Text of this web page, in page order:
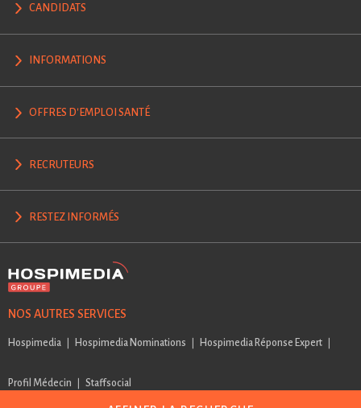
CANDIDATS
INFORMATIONS
OFFRES D'EMPLOI SANTÉ
RECRUTEURS
RESTEZ INFORMÉS
NOS AUTRES SERVICES
Hospimedia Hospimedia Nominations Hospimedia Réponse Expert
Profil Médecin Staffsocial